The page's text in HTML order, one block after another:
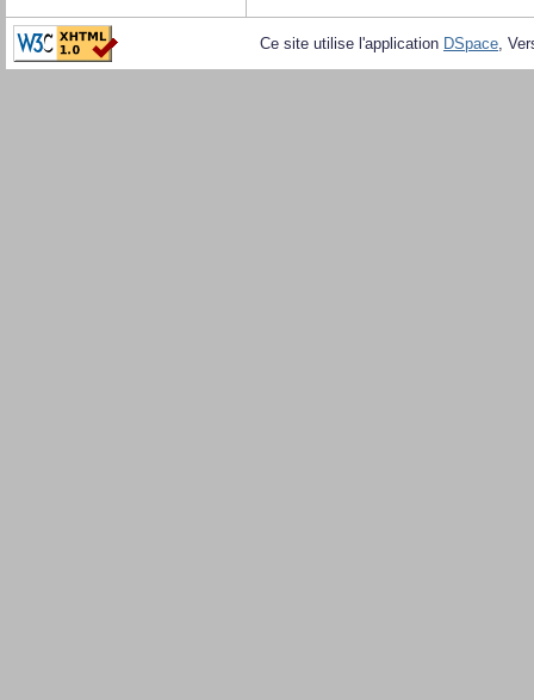
Ce site utilise l'application DSpace,